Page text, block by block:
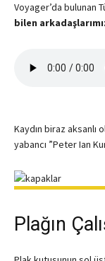
Voyager’da bulunan
bilen
Kaydın biraz aksanlı
yabancı ”Peter Ian
Plağın